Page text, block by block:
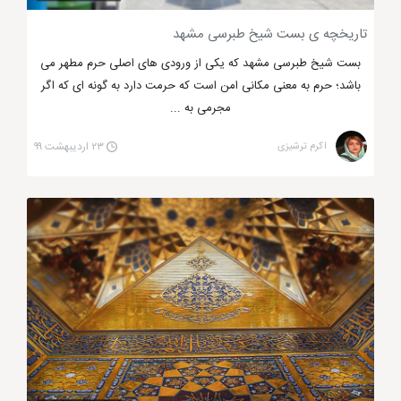
گنبد خشتی مشهد
بکر مشهد
امامزادگان یاسر و ناصر (ع)از تعداد امام زاده های مشهد
هستند که در منطقه ای بکر مدفون هستند. این امامزادگان
از نوادگان موسی بن جعفر (ع) می باشند که در منطقه
ییلاقی طرقبه قرار دارند. طرقبه یکی از بهترین ییلاقات
مشهد است که سرسبزی و هوای پاک آن زبانزد خاص و عام
است. قبور امامزادگان یاسر و ناصر در ابتدای روستای
تاریخچه ی بست شیخ طبرسی مشهد
بست شیخ طبرسی مشهد که یکی از ورودی های اصلی حرم مطهر می
باشد؛ حرم به معنی مکانی امن است که حرمت دارد به گونه ای که اگر
مجرمی به ...
اکرم ترشیزی ۲۳ اردیبهشت ۹۹